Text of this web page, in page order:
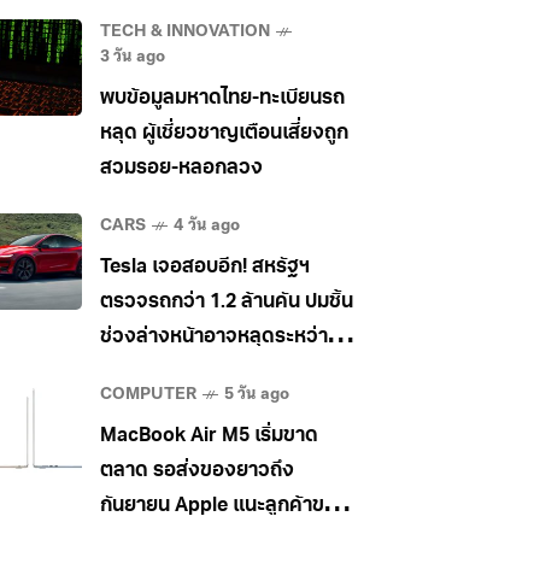
TECH & INNOVATION
3 วัน ago
พบข้อมูลมหาดไทย-ทะเบียนรถ
หลุด ผู้เชี่ยวชาญเตือนเสี่ยงถูก
สวมรอย-หลอกลวง
CARS 4 วัน ago
Tesla เจอสอบอีก! สหรัฐฯ
ตรวจรถกว่า 1.2 ล้านคัน ปมชิ้น
ช่วงล่างหน้าอาจหลุดระหว่าง
COMPUTER 5 วัน ago
MacBook Air M5 เริ่มขาด
ตลาด รอส่งของยาวถึง
กันยายน Apple แนะลูกค้าขยับ